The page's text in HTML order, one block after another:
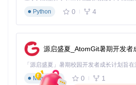
完成与验证
等待工具自动完成操作并提示重
重启时按F2进入BIOS验证设置变
如遇异常，可通过"恢复BIOS备份
关键注意事项
禁止在电池电量低于20%时操作
全过程不要强制关闭程序或断电
修改DVMT显存后可能需要重新安装
Python
0 4
源启盛夏_AtomGit暑期开发者
Markdown
0 1